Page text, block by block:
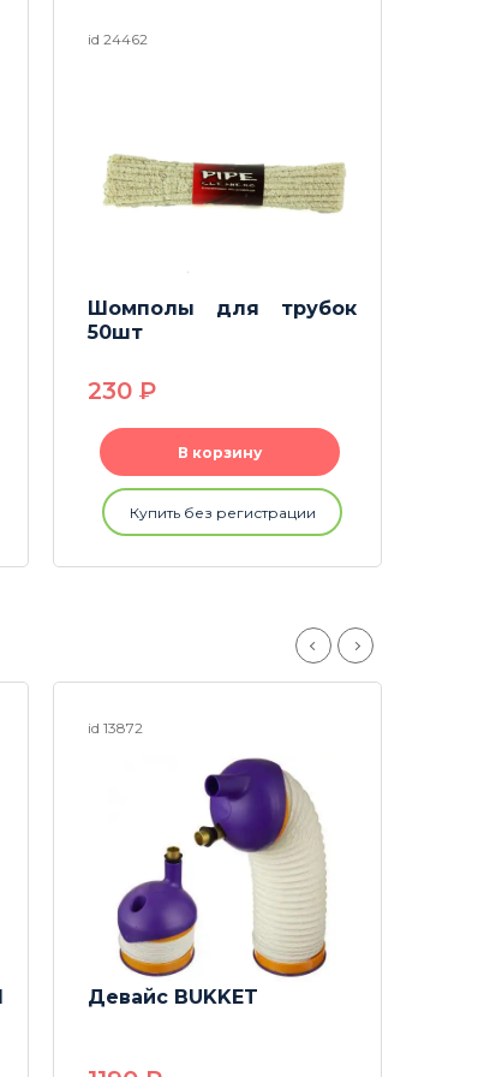
id 24462
Шомполы для трубок
50шт
230 P
В корзину
Купить без регистрации
id 13872
Девайс BUKKET